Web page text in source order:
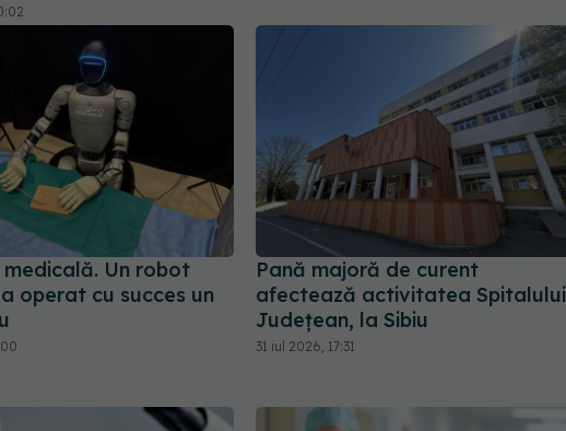
medicală. Un robot
operat cu succes un
Pană majoră de curent
afectează activitatea Spitalului
Județean, la Sibiu
31 iul 2026, 17:31